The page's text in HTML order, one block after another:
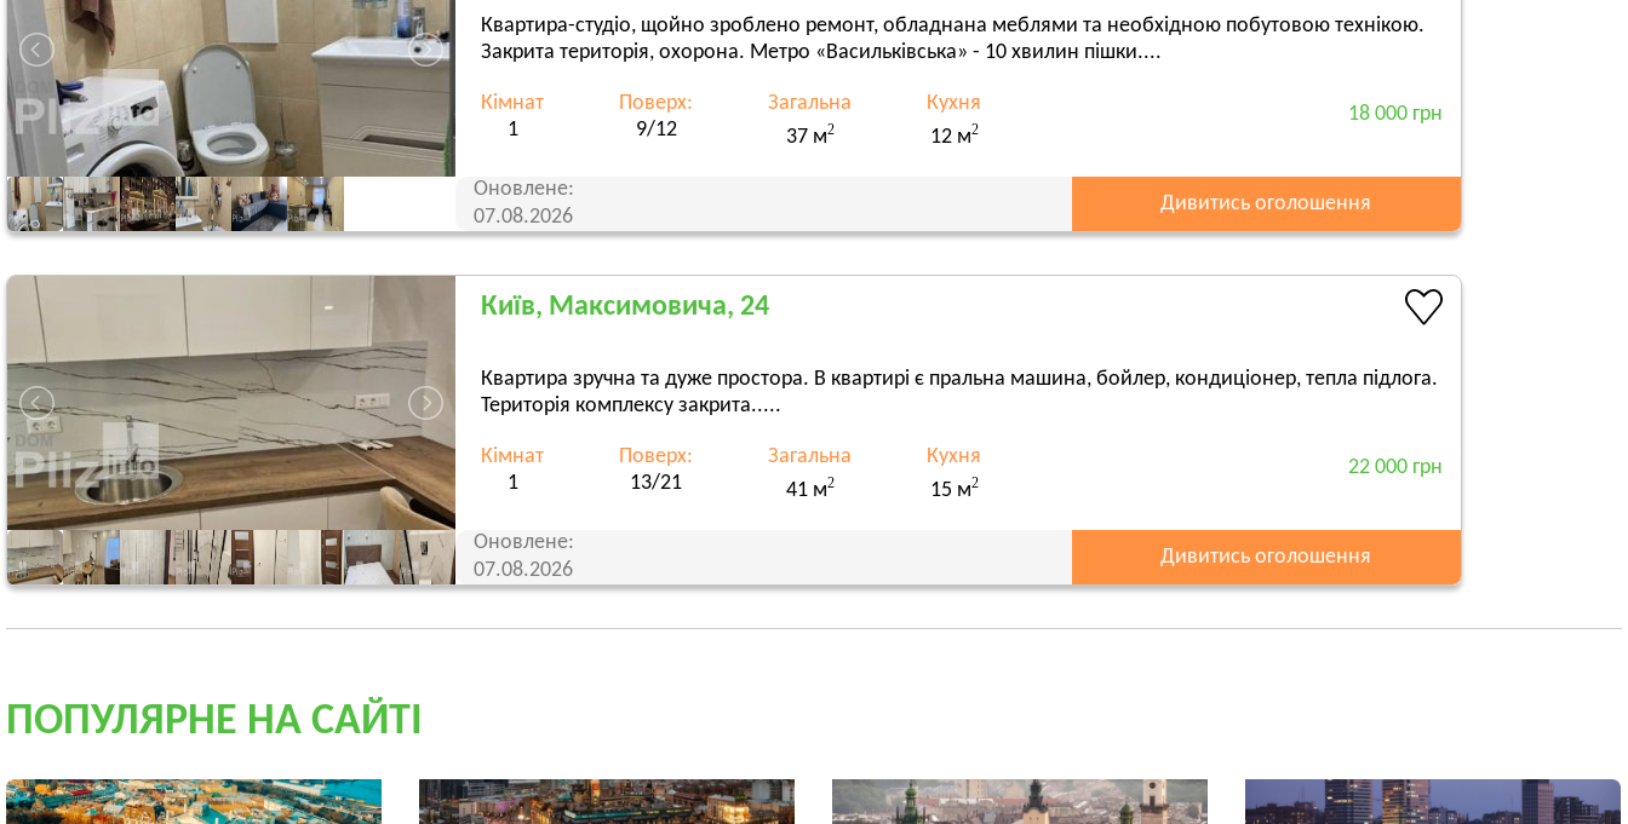
Квартира-студіо, щойно зроблено ремонт, обладнана меблями та необхідною побутовою технікою.
Закрита територія, охорона. Метро «Васильківська» - 10 хвилин пішки....
Кімнат
1
Поверх:
9/12
Загальна
37 м2
Кухня
12 м2
18 000 грн
Оновлене:
07.08.2026
Дивитись оголошення
Київ, Максимовича, 24
Квартира зручна та дуже простора. В квартирі є пральна машина, бойлер, кондиціонер, тепла підлога.
Територія комплексу закрита.....
Кімнат
1
Поверх:
13/21
Загальна
41 м2
Кухня
15 м2
22 000 грн
Оновлене:
07.08.2026
Дивитись оголошення
ПОПУЛЯРНЕ НА САЙТІ